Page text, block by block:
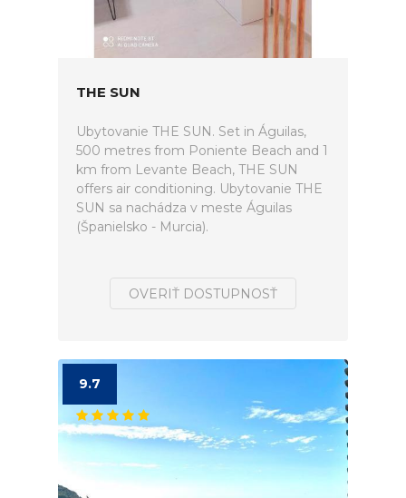
THE SUN
Ubytovanie THE SUN. Set in Águilas,
500 metres from Poniente Beach and 1
km from Levante Beach, THE SUN
offers air conditioning. Ubytovanie THE
SUN sa nachádza v meste Águilas
(Španielsko - Murcia).
OVERIŤ DOSTUPNOSŤ
9.7